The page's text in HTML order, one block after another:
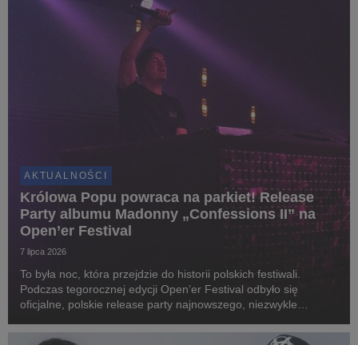
AKTUALNOŚCI
Królowa Popu powraca na parkiet! Release
Party albumu Madonny „Confessions II” na
Open’er Festival
7 lipca 2026
To była noc, która przejdzie do historii polskich festiwali.
Podczas tegorocznej edycji Open’er Festival odbyło się
oficjalne, polskie release party najnowszego, niezwykle
„CLUB CONFESSIONS”. Gościem specjalnym wyda...